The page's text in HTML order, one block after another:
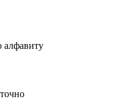
алфавиту